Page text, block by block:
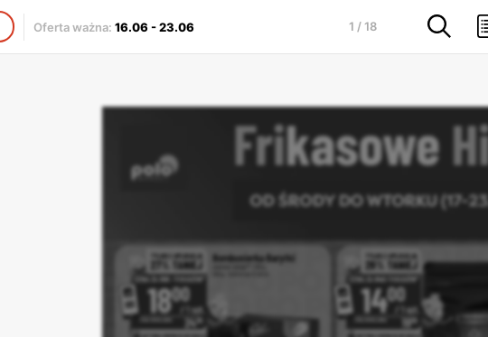
Oferta ważna: 16.06-23.06 1 / 18